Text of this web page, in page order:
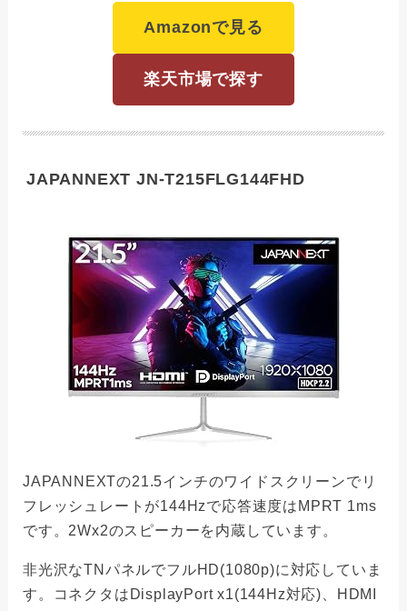
Amazonで見る
楽天市場で探す
JAPANNEXT JN-T215FLG144FHD
JAPANNEXTの21.5インチのワイドスクリーンでリ
フレッシュレートが144Hzで応答速度はMPRT 1ms
です。2Wx2のスピーカーを内蔵しています。
非光沢なTNパネルでフルHD(1080p)に対応していま
す。コネクタはDisplayPort x1(144Hz対応)、HDMI